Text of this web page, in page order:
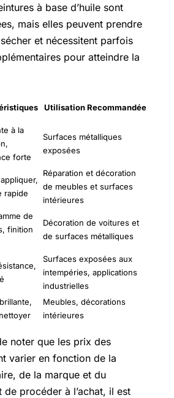
à base d’huile sont
mais elles peuvent prendre
et nécessitent parfois
pour atteindre la
Utilisation Recommandée
à la
forte
Surfaces métalliques
exposées
rapide
Réparation et décoration
de meubles et surfaces
intérieures
de
finition
Décoration de voitures et
de surfaces métalliques
Surfaces exposées aux
intempéries, applications
industrielles
Meubles, décorations
intérieures
noter que les prix des
varier en fonction de la
de la marque et du
de procéder à l’achat, il est